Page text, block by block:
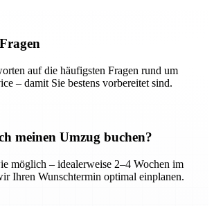
auf die häufigsten Fragen rund um
– damit Sie bestens vorbereitet sind.
meinen Umzug buchen?
möglich – idealerweise 2–4 Wochen im
Ihren Wunschtermin optimal einplanen.